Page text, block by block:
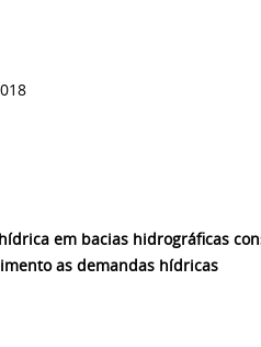
em bacias hidrográficas
as demandas hídricas